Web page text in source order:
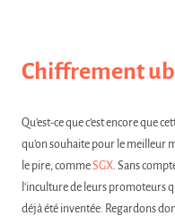
Chiffrement
Qu’est-ce que c’est encore que
qu’on souhaite pour le meilleur
le pire, commeSGX. Sans
l’inculture de leurs promoteurs
déjà été inventée. Regardons